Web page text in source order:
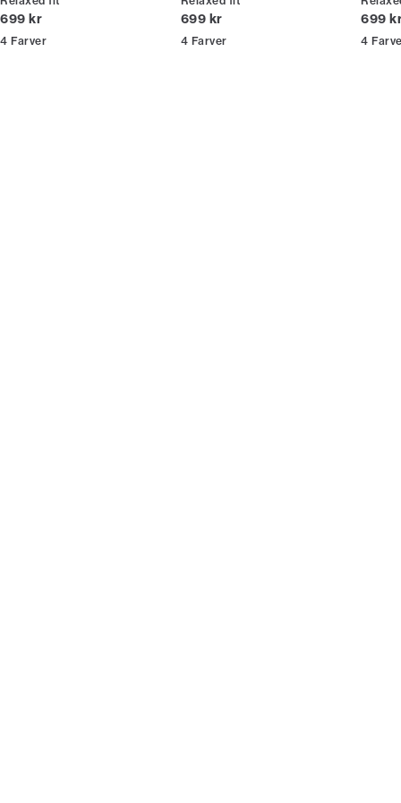
* Rabatten gælder alle ikke-nedsatte varer.
I alt (inkl. rabat)
699 kr
4 Farver
I alt (inkl. rabat)
699 kr
4 Farver
I alt
699
4